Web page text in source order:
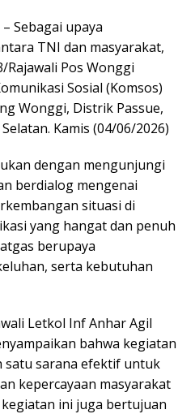
Sebagai upaya
TNI dan masyarakat,
Rajawali Pos Wonggi
Sosial (Komsos)
Wonggi, Distrik Passue,
Kamis (04/06/2026)
dengan mengunjungi
berdialog mengenai
situasi di
yang hangat dan penuh
berupaya
serta kebutuhan
Letkol Inf Anhar Agil
bahwa kegiatan
satu sarana efektif untuk
kepercayaan masyarakat
kegiatan ini juga bertujuan